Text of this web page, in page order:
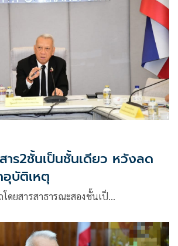
าร2ชั้นเป็นชั้นเดียว หวังลด
อุบัติเหตุ
ดยสารสาธารณะสองชั้นเป็…